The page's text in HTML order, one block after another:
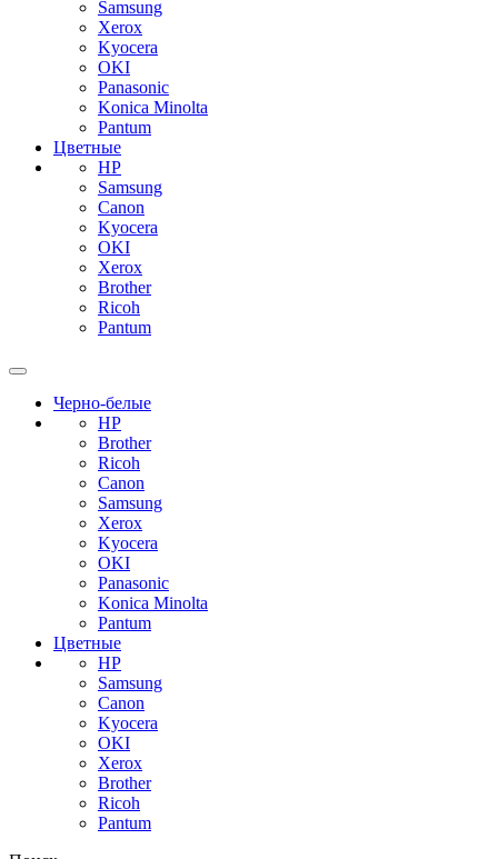
Samsung
Xerox
Kyocera
OKI
Panasonic
Konica Minolta
Pantum
Цветные
HP
Samsung
Canon
Kyocera
OKI
Xerox
Brother
Ricoh
Pantum
Черно-белые
HP
Brother
Ricoh
Canon
Samsung
Xerox
Kyocera
OKI
Panasonic
Konica Minolta
Pantum
Цветные
HP
Samsung
Canon
Kyocera
OKI
Xerox
Brother
Ricoh
Pantum